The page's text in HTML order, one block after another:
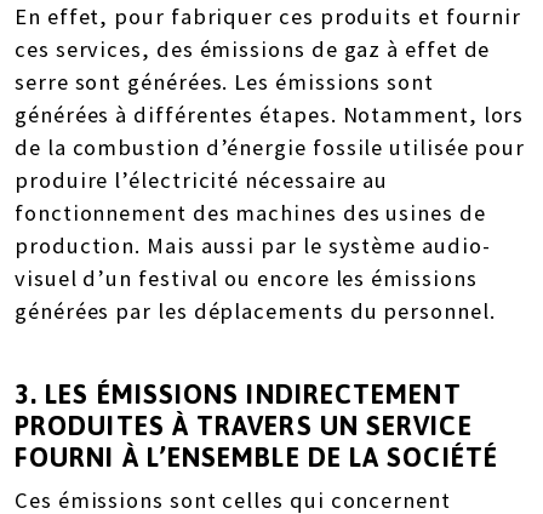
En effet, pour fabriquer ces produits et fournir
ces services, des émissions de gaz à effet de
serre sont générées. Les émissions sont
générées à différentes étapes. Notamment, lors
de la combustion d’énergie fossile utilisée pour
produire l’électricité nécessaire au
fonctionnement des machines des usines de
production. Mais aussi par le système audio-
visuel d’un festival ou encore les émissions
générées par les déplacements du personnel.
3. LES ÉMISSIONS INDIRECTEMENT
PRODUITES À TRAVERS UN SERVICE
FOURNI À L’ENSEMBLE DE LA SOCIÉTÉ
Ces émissions sont celles qui concernent